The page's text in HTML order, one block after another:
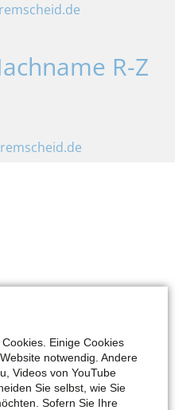
R-Z
Einige Cookies
notwendig. Andere
Videos von YouTube
Sie selbst, wie Sie
Sofern Sie Ihre